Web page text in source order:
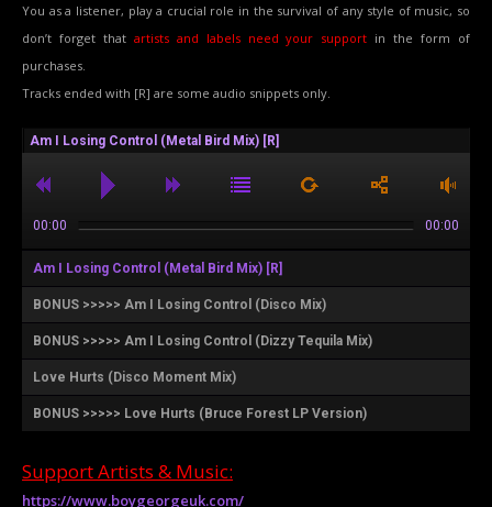
You as a listener, play a crucial role in the survival of any style of music, so
don’t forget that artists and labels need your support in the form of
purchases.
Tracks ended with [R] are some audio snippets only.
Am I Losing Control (Metal Bird Mix) [R]
00:00 00:00
Am I Losing Control (Metal Bird Mix) [R]
BONUS >>>>> Am I Losing Control (Disco Mix)
BONUS >>>>> Am I Losing Control (Dizzy Tequila Mix)
Love Hurts (Disco Moment Mix)
BONUS >>>>> Love Hurts (Bruce Forest LP Version)
Support Artists & Music:
https://www.boygeorgeuk.com/